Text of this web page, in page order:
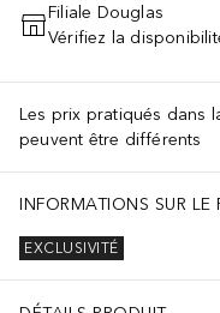
Filiale Douglas
Vérifiez la
Les prix pratiqués dans
peuvent être différents
INFORMATIONS SUR LE
EXCLUSIVITÉ